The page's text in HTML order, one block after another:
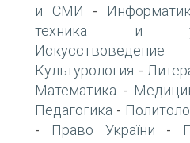
и СМИ -
техника и
Искусствоведение
Культурология -
Математика -
Педагогика -
- Право України -